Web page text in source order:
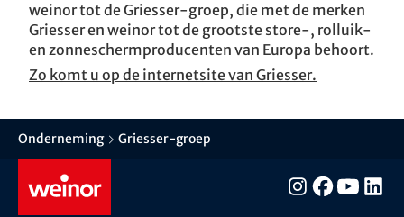
weinor tot de Griesser-groep, die met de merken
Griesser en weinor tot de grootste store-, rolluik-
en zonneschermproducenten van Europa behoort.
Zo komt u op de internetsite van Griesser.
Onderneming Griesser-groep